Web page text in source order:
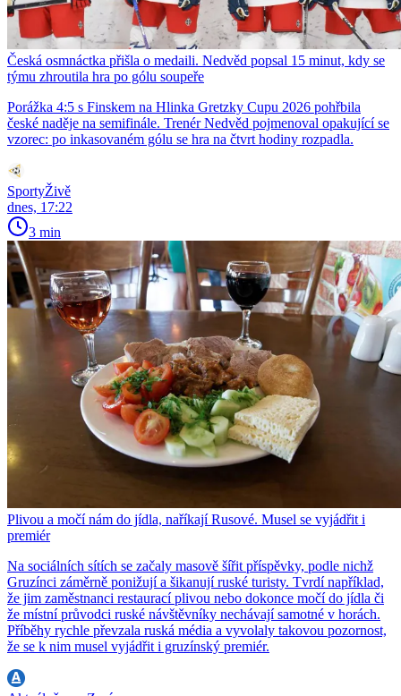
Česká osmnáctka přišla o medaili. Nedvěd popsal 15 minut, kdy se
týmu zhroutila hra po gólu soupeře
Porážka 4:5 s Finskem na Hlinka Gretzky Cupu 2026 pohřbila
české naděje na semifinále. Trenér Nedvěd pojmenoval opakující se
vzorec: po inkasovaném gólu se hra na čtvrt hodiny rozpadla.
SportyŽivě
dnes, 17:22
3 min
Plivou a močí nám do jídla, naříkají Rusové. Musel se vyjádřit i
premiér
Na sociálních sítích se začaly masově šířit příspěvky, podle nichž
Gruzínci záměrně ponižují a šikanují ruské turisty. Tvrdí například,
že jim zaměstnanci restaurací plivou nebo dokonce močí do jídla či
že místní průvodci ruské návštěvníky nechávají samotné v horách.
Příběhy rychle převzala ruská média a vyvolaly takovou pozornost,
že se k nim musel vyjádřit i gruzínský premiér.